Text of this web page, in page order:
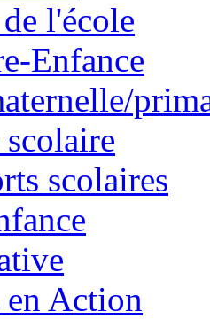
l'école
Enfance
scolaires
Action